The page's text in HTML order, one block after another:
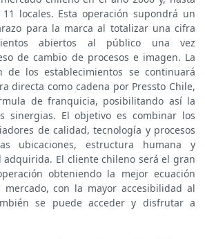
locales. Esta operación supondrá un
para la marca al totalizar una cifra
abiertos al público una vez
de cambio de procesos e imagen. La
de los establecimientos se continuará
directa como cadena por Pressto Chile,
de franquicia, posibilitando así la
sinergias. El objetivo es combinar los
de calidad, tecnología y procesos
ubicaciones, estructura humana y
adquirida. El cliente chileno será el gran
obteniendo la mejor ecuación
con la mayor accesibilidad al
se puede acceder y disfrutar a